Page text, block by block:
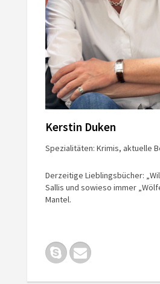
Kerstin Duken
Spezialitäten: Krimis, aktuelle
Derzeitige Lieblingsbücher:
Sallis und sowieso immer
Mantel.